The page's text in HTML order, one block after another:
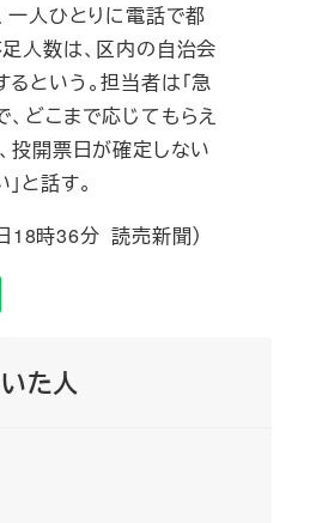
一人ひとりに電話で都
人数は、区内の自治会
という。担当者は「急
どこまで応じてもらえ
投開票日が確定しない
と話す。
18時36分 読売新聞）
た人